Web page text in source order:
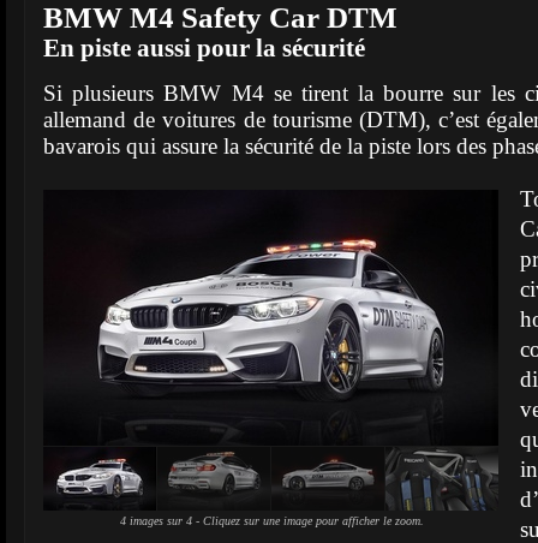
BMW M4 Safety Car DTM
En piste aussi pour la sécurité
Si plusieurs BMW M4 se tirent la bourre sur les
allemand de voitures de tourisme (DTM), c’est
bavarois qui assure la sécurité de la piste lors des
4 images sur 4 - Cliquez sur une image pour afficher le zoom.